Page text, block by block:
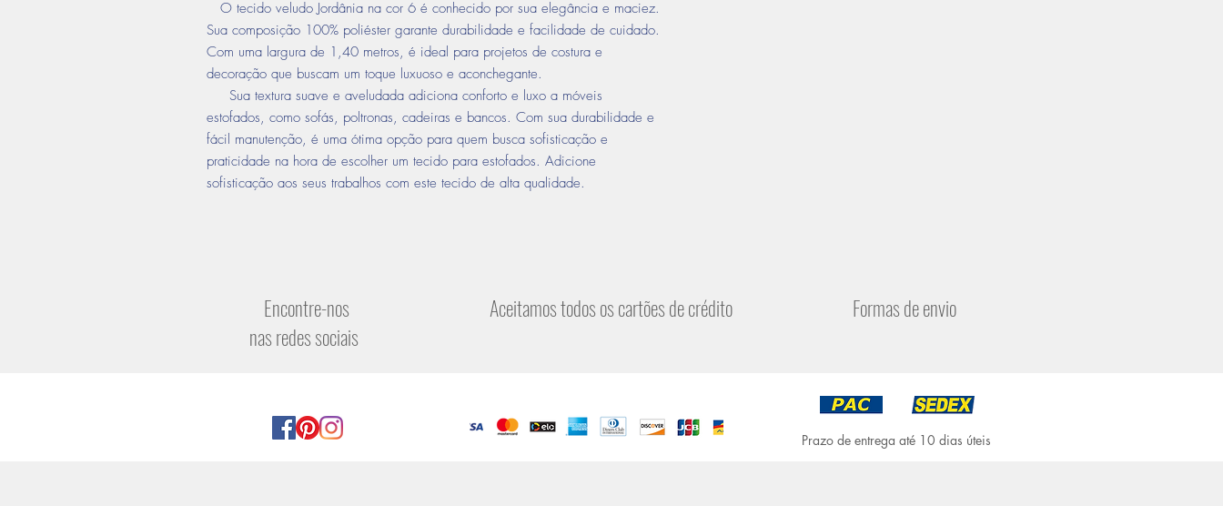
O tecido veludo Jordânia na cor 6 é conhecido por sua elegância e maciez.
Sua composição 100% poliéster garante durabilidade e facilidade de cuidado.
Com uma largura de 1,40 metros, é ideal para projetos de costura e
decoração que buscam um toque luxuoso e aconchegante.
Sua textura suave e aveludada adiciona conforto e luxo a móveis
estofados, como sofás, poltronas, cadeiras e bancos. Com sua durabilidade e
fácil manutenção, é uma ótima opção para quem busca sofisticação e
praticidade na hora de escolher um tecido para estofados. Adicione
sofisticação aos seus trabalhos com este tecido de alta qualidade.
Encontre-nos
nas redes sociais
Aceitamos todos os cartões de crédito Formas de envio
Prazo de entrega até 10 dias úteis